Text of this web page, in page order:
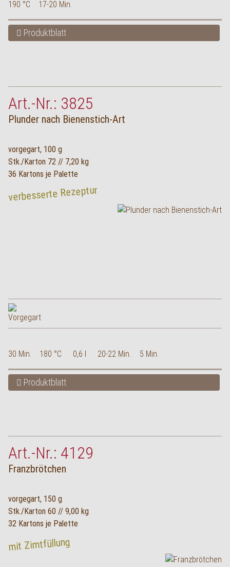
190 °C 17-20 Min.
Produktblatt
Art.-Nr.: 3825
Plunder nach Bienenstich-Art
vorgegart, 100 g
Stk./Karton 72 // 7,20 kg
36 Kartons je Palette
verbesserte Rezeptur
30 Min. 180 °C 0,6 l 20-22 Min. 5 Min.
Produktblatt
Art.-Nr.: 4129
Franzbrötchen
vorgegart, 150 g
Stk./Karton 60 // 9,00 kg
32 Kartons je Palette
mit Zimtfüllung